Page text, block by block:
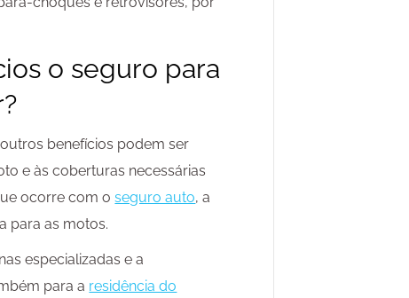
o seguro para
benefícios podem ser
e às coberturas necessárias
ocorre com oseguro auto, a
para as motos.
especializadas e a
para a residência do